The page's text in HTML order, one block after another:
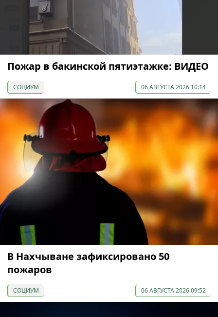
Пожар в бакинской пятиэтажке: ВИДЕО
СОЦИУМ 06 АВГУСТА 2026 10:14
В Нахчыване зафиксировано 50
пожаров
СОЦИУМ 06 АВГУСТА 2026 09:52